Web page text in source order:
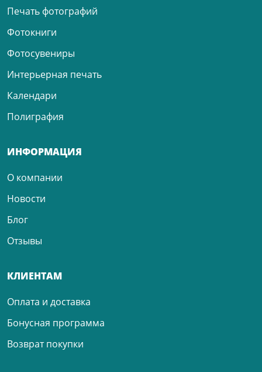
Печать фотографий
Фотокниги
Фотосувениры
Интерьерная печать
Календари
Полиграфия
ИНФОРМАЦИЯ
О компании
Новости
Блог
Отзывы
КЛИЕНТАМ
Оплата и доставка
Бонусная программа
Возврат покупки